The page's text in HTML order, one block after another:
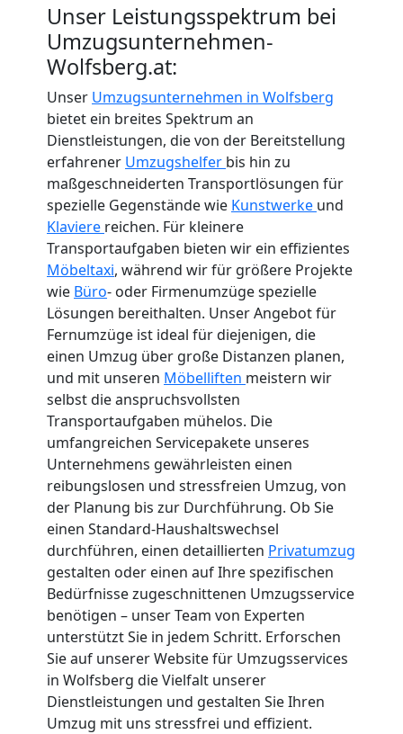
Unser Leistungsspektrum bei
Umzugsunternehmen-
Wolfsberg.at:
Unser Umzugsunternehmen in Wolfsberg
bietet ein breites Spektrum an
Dienstleistungen, die von der Bereitstellung
erfahrener Umzugshelfer bis hin zu
maßgeschneiderten Transportlösungen für
spezielle Gegenstände wie Kunstwerke und
Klaviere reichen. Für kleinere
Transportaufgaben bieten wir ein effizientes
Möbeltaxi, während wir für größere Projekte
wie Büro- oder Firmenumzüge spezielle
Lösungen bereithalten. Unser Angebot für
Fernumzüge ist ideal für diejenigen, die
einen Umzug über große Distanzen planen,
und mit unseren Möbelliften meistern wir
selbst die anspruchsvollsten
Transportaufgaben mühelos. Die
umfangreichen Servicepakete unseres
Unternehmens gewährleisten einen
reibungslosen und stressfreien Umzug, von
der Planung bis zur Durchführung. Ob Sie
einen Standard-Haushaltswechsel
durchführen, einen detaillierten Privatumzug
gestalten oder einen auf Ihre spezifischen
Bedürfnisse zugeschnittenen Umzugsservice
benötigen – unser Team von Experten
unterstützt Sie in jedem Schritt. Erforschen
Sie auf unserer Website für Umzugsservices
in Wolfsberg die Vielfalt unserer
Dienstleistungen und gestalten Sie Ihren
Umzug mit uns stressfrei und effizient.